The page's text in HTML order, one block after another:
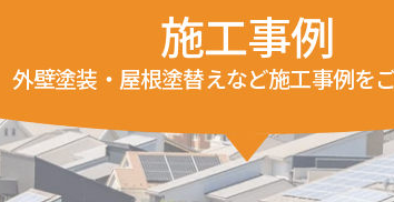
施工事例
外壁塗装・屋根塗替えなど施工事例を